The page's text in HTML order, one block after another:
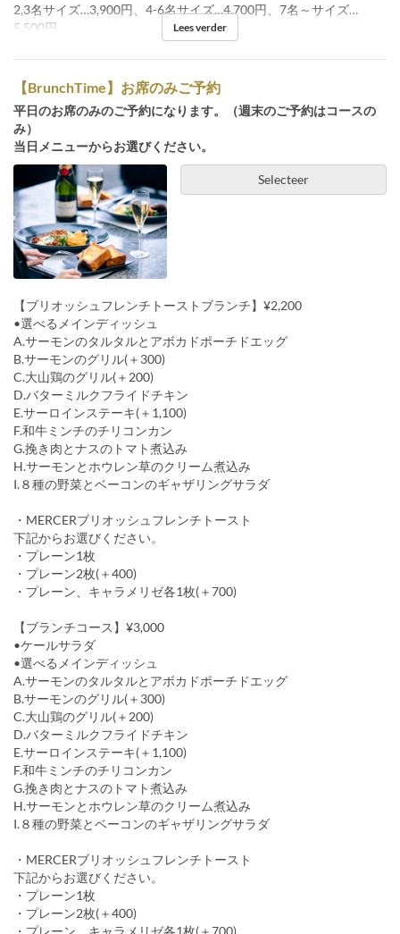
2,3名サイズ…3,900円、4-6名サイズ…4,700円、7名～サイズ…
5,500円
Lees verder
【BrunchTime】お席のみご予約
平日のお席のみのご予約になります。（週末のご予約はコースの
み）
当日メニューからお選びください。
Selecteer
【ブリオッシュフレンチトーストブランチ】¥2,200
•選べるメインディッシュ
A.サーモンのタルタルとアボカドポーチドエッグ
B.サーモンのグリル(＋300)
C.大山鶏のグリル(＋200)
D.バターミルクフライドチキン
E.サーロインステーキ(＋1,100)
F.和牛ミンチのチリコンカン
G.挽き肉とナスのトマト煮込み
H.サーモンとホウレン草のクリーム煮込み
I.８種の野菜とベーコンのギャザリングサラダ
・MERCERブリオッシュフレンチトースト
下記からお選びください。
・プレーン1枚
・プレーン2枚(＋400)
・プレーン、キャラメリゼ各1枚(＋700)
【ブランチコース】¥3,000
•ケールサラダ
•選べるメインディッシュ
A.サーモンのタルタルとアボカドポーチドエッグ
B.サーモンのグリル(＋300)
C.大山鶏のグリル(＋200)
D.バターミルクフライドチキン
E.サーロインステーキ(＋1,100)
F.和牛ミンチのチリコンカン
G.挽き肉とナスのトマト煮込み
H.サーモンとホウレン草のクリーム煮込み
I.８種の野菜とベーコンのギャザリングサラダ
・MERCERブリオッシュフレンチトースト
下記からお選びください。
・プレーン1枚
・プレーン2枚(＋400)